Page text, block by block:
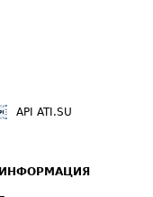
API ATI.SU
ИНФОРМАЦИЯ